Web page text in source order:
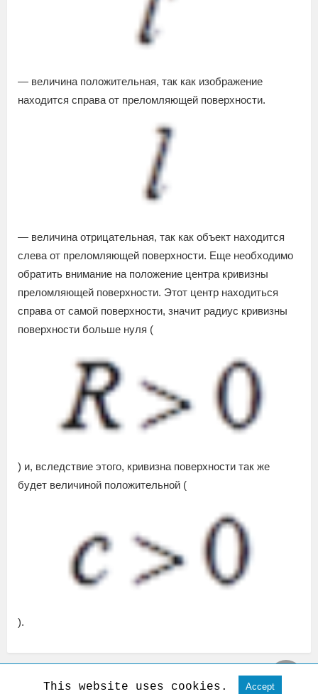
— величина положительная, так как изображение
находится справа от преломляющей поверхности.
— величина отрицательная, так как объект находится
слева от преломляющей поверхности. Еще необходимо
обратить внимание на положение центра кривизны
преломляющей поверхности. Этот центр находиться
справа от самой поверхности, значит радиус кривизны
поверхности больше нуля (
) и, вследствие этого, кривизна поверхности так же
будет величиной положительной (
).
View Non-AMP VersionAll Rights Reserved
This website uses cookies. Accept